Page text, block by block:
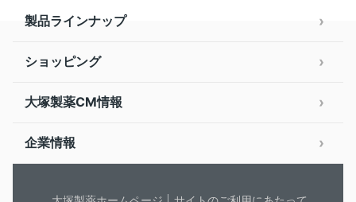
製品ラインナップ
ショッピング
大塚製薬CM情報
企業情報